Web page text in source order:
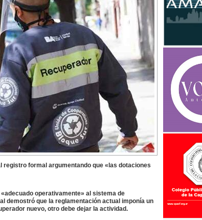
formal argumentando que «las dotaciones
operativamente» al sistema de
demostró que la reglamentación actual imponía un
nuevo, otro debe dejar la actividad.